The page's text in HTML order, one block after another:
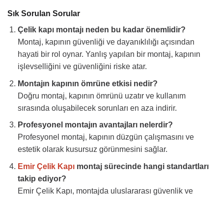
Sık Sorulan Sorular
Çelik kapı montajı neden bu kadar önemlidir?
Montaj, kapının güvenliği ve dayanıklılığı açısından
hayati bir rol oynar. Yanlış yapılan bir montaj, kapının
işlevselliğini ve güvenliğini riske atar.
Montajın kapının ömrüne etkisi nedir?
Doğru montaj, kapının ömrünü uzatır ve kullanım
sırasında oluşabilecek sorunları en aza indirir.
Profesyonel montajın avantajları nelerdir?
Profesyonel montaj, kapının düzgün çalışmasını ve
estetik olarak kusursuz görünmesini sağlar.
Emir Çelik Kapımontaj sürecinde hangi standartları
takip ediyor?
Emir Çelik Kapı, montajda uluslararası güvenlik ve